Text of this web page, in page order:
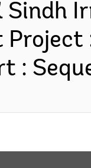
Sindh
: